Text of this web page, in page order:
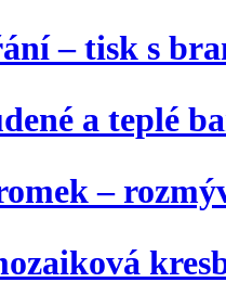
– tisk s
a teplé
–